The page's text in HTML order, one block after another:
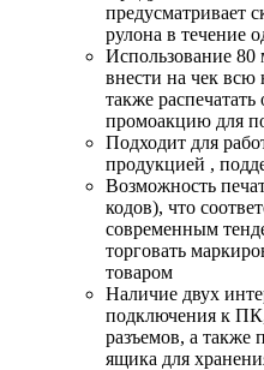
предусматривает
рулона в течение
Использование 80
внести на чек
также
промоакцию для
Подходит для
продукцией ,
Возможность
кодов), что
современным
торговать
товаром
Наличие двух
подключения к
разъемов, а также
ящика для